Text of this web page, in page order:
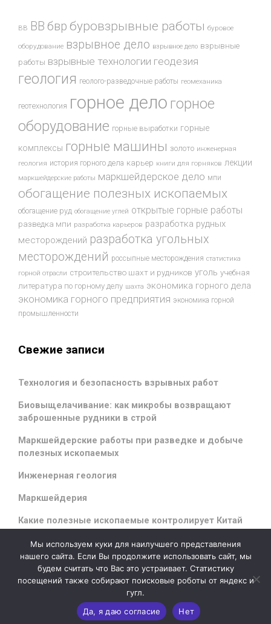
ВВ ВВ бвр буровзрывные работы буровое
оборудование взрывное дело взрывное дело взрывные
работы взрывные технологии геодезия
геология геолого-разведочные работы геомеханика
геотехнология горное дело горное
оборудование горные выработки горные
комплексы горные машины золото инженерная
геология история горного дела карьер книги для горняков лекции
маркшейдерские работы маркшейдерское дело мпи
обогащение полезных ископаемых
обогащение руд обогащение углей открытые горные работы
разведка мпи разработка карьеров разработка рудных
месторождений разработка угольных
месторождений россыпные месторождения статистика
горной отрасли строительство шахт и рудников уголь учебная
литература по горному делу шахта экономика горного дела
экономика горного предприятия экономика горной
промышленности
Свежие записи
Технология и безопасность взрывных работ
Биовыщелачивание: как микробы возвращают
заброшенные рудники в строй
Маркшейдерские работы при разведке и добыче
полезных ископаемых
Инженерная геология
Маркшейдерия
Какие полезные ископаемые контролирует Китай
evolvetheme by Theme4Press - Powered byWordPress
Мы используем куки для наилучшего представления
нашего сайта. Если Вы продолжите использовать сайт, мы
будем считать что Вас это устраивает. Статистику
посещений также собирают поисковые роботы от яндекс и
гугл.
Да, я даю согласие
Нет